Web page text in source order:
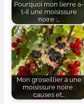
Pourquoi mon lierre a-
t-il une moisissure
noire :…
Mon groseillier a une
moisissure noire :
causes et…